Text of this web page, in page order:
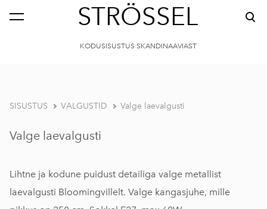
STRÖSSEL
KODUSISUSTUS SKANDINAAVIAST
SISUSTUS VALGUSTID Valge laevalgusti
Valge laevalgusti
Lihtne ja kodune puidust detailiga valge metallist
laevalgusti Bloomingvillelt. Valge kangasjuhe, mille